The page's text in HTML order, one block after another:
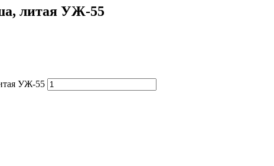
литая УЖ-55
УЖ-55